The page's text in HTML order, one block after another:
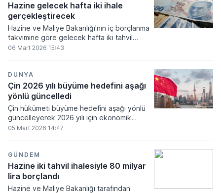
Hazine gelecek hafta iki ihale
gerçekleştirecek
Hazine ve Maliye Bakanlığı'nın iç borçlanma
takvimine göre gelecek hafta iki tahvil
ihalesi gerçekleştirilecek.
06 Mart 2026 15:43
DÜNYA
Çin 2026 yılı büyüme hedefini aşağı
yönlü güncelledi
Çin hükümeti büyüme hedefini aşağı yönlü
güncelleyerek 2026 yılı için ekonomik
genişleme beklentisini yüzde 4,5 ila 5
05 Mart 2026 14:47
GÜNDEM
Hazine iki tahvil ihalesiyle 80 milyar
lira borçlandı
Hazine ve Maliye Bakanlığı tarafından